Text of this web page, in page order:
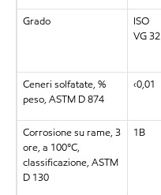
Grado
ISO
VG 32
Ceneri solfatate, %
peso, ASTM D 874
‹0,01
Corrosione su rame, 3
ore, a 100°C,
classificazione, ASTM
D 130
1B